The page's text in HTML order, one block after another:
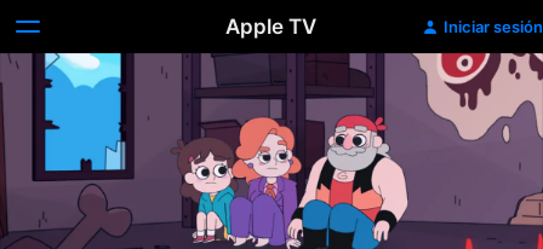
Apple TV Iniciar sesión